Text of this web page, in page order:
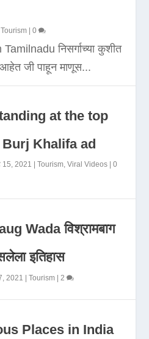
Tourism |0
निसर्गाच्या कुशीत
जी पाहून माणूस...
at the top
Khalifa ad
2021 |Tourism ,Viral Videos |0
Wada विश्रामबाग
इतिहास
2021 |Tourism | 2
Places in India